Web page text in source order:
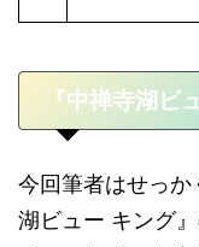
『中禅寺湖ビ
今回筆者はせっ
湖ビュー キング